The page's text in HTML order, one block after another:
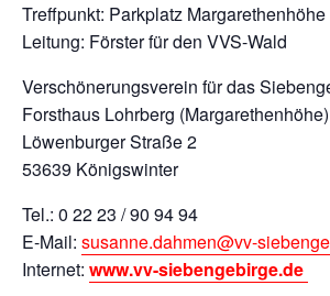
Treffpunkt: Parkplatz Margarethenhöhe
Leitung: Förster für den VVS-Wald
Verschönerungsverein für das
Forsthaus Lohrberg (Margarethenhöhe)
Löwenburger Straße 2
53639 Königswinter
Tel.: 0 22 23 / 90 94 94
E-Mail: susanne.dahmen@vv-
Internet: www.vv-siebengebirge.de